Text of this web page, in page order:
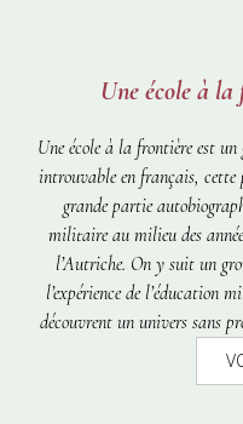
Une école à
Une école à la frontièreest un
introuvable en français,
grande partie
militaire au milieu des
l’Autriche. On y suit un
l’expérience de l’éducation
découvrent un univers sans
la hiérarchie militaire et
l’arbitraire collectif ou les